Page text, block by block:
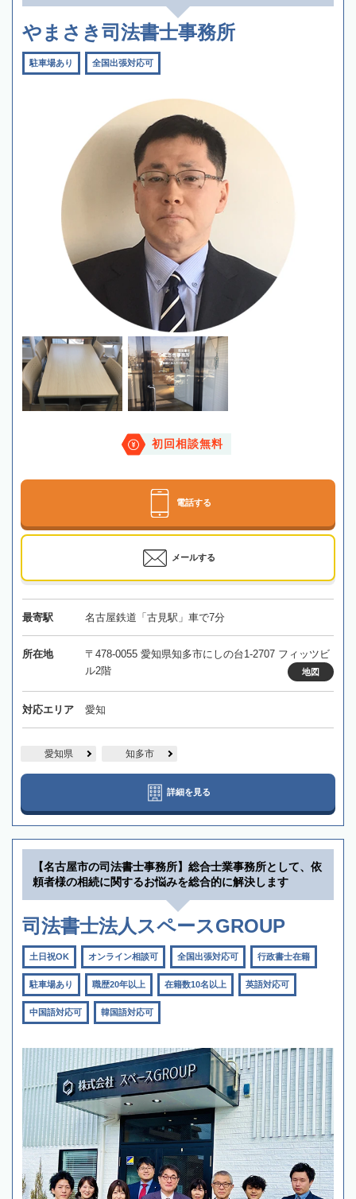
やまさき司法書士事務所
駐車場あり 全国出張対応可
初回相談無料
電話する
メールする
最寄駅 名古屋鉄道「古見駅」車で7分
所在地
〒478-0055 愛知県知多市にしの台1-2707 フィッツビ
ル2階
地図
対応エリア 愛知
愛知県 知多市
詳細を見る
【名古屋市の司法書士事務所】総合士業事務所として、依
頼者様の相続に関するお悩みを総合的に解決します
司法書士法人スペースGROUP
土日祝OK オンライン相談可 全国出張対応可 行政書士在籍
駐車場あり 職歴20年以上 在籍数10名以上 英語対応可
中国語対応可 韓国語対応可